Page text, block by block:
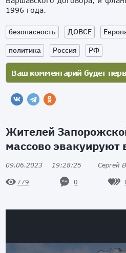
1996 года.
безопасность ДОВСЕ
политика
Россия РФ
Жителей
массово
09.06.2023 19:28:25 Сергей
779 0